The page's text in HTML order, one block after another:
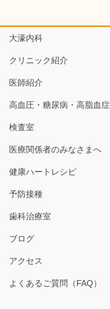
大濠内科
クリニック紹介
医師紹介
高血圧・糖尿病・高脂血症
検査室
医療関係者のみなさまへ
健康ハートレシピ
予防接種
歯科治療室
ブログ
アクセス
よくあるご質問（FAQ）